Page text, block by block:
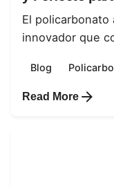
El policarbonato
innovador que
Blog
Read More